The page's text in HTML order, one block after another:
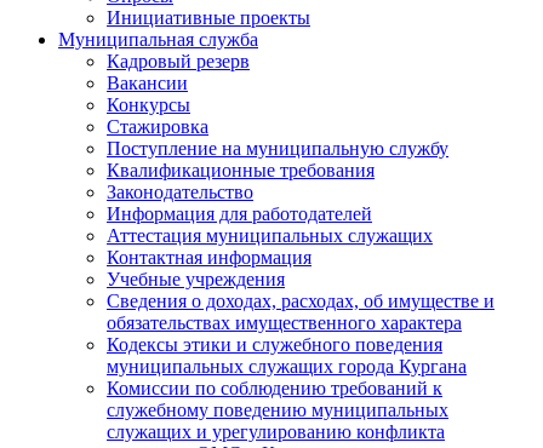
Инициативные проекты
Муниципальная служба
Кадровый резерв
Вакансии
Конкурсы
Стажировка
Поступление на муниципальную службу
Квалификационные требования
Законодательство
Информация для работодателей
Аттестация муниципальных служащих
Контактная информация
Учебные учреждения
Сведения о доходах, расходах, об имуществе и
обязательствах имущественного характера
Кодексы этики и служебного поведения
муниципальных служащих города Кургана
Комиссии по соблюдению требований к
служебному поведению муниципальных
служащих и урегулированию конфликта